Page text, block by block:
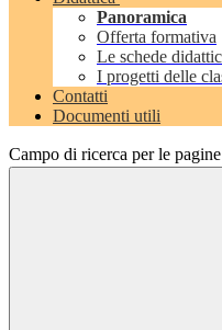
Panoramica
Offerta formativa
Le schede
I progetti delle
Contatti
Documenti utili
Campo di ricerca per le